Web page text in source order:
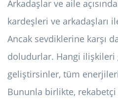
Arkadaşlar ve aile
kardeşleri ve arkadaşları
Ancak sevdiklerine karşı
doludurlar. Hangi
geliştirsinler, tüm
Bununla birlikte, rekabetçi